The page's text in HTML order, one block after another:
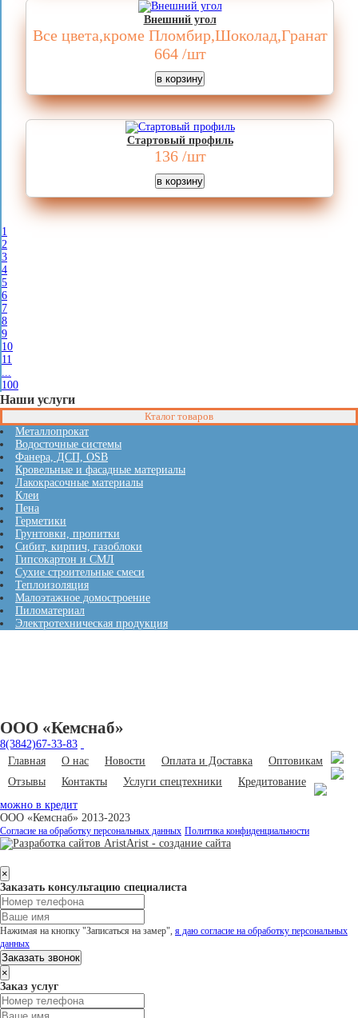
Внешний угол
Все цвета,кроме Пломбир,Шоколад,Гранат
664 /шт
Стартовый профиль
136 /шт
1
2
3
4
5
6
7
8
9
10
11
...
100
Наши услуги
Кталог товаров
Металлопрокат
Водосточные системы
Фанера, ДСП, OSB
Кровельные и фасадные материалы
Лакокрасочные материалы
Клеи
Пена
Герметики
Грунтовки, пропитки
Сибит, кирпич, газоблоки
Гипсокартон и СМЛ
Сухие строительные смеси
Теплоизоляция
Малоэтажное домостроение
Пиломатериал
Электротехническая продукция
ООО «Кемснаб»
8(3842)67-33-83
Главная
О нас Новости Оплата и Доставка
Оптовикам
Отзывы
Контакты Услуги спецтехники
Кредитование
можно в кредит
ООО «Кемснаб» 2013-2023
Согласие на обработку персональных данных Политика конфиденциальности
Arist - создание сайта
×
Заказать консультацию специалиста
Нажимая на кнопку "Записаться на замер", я даю согласие на обработку персональных
данных
Заказать звонок
×
Заказ услуг